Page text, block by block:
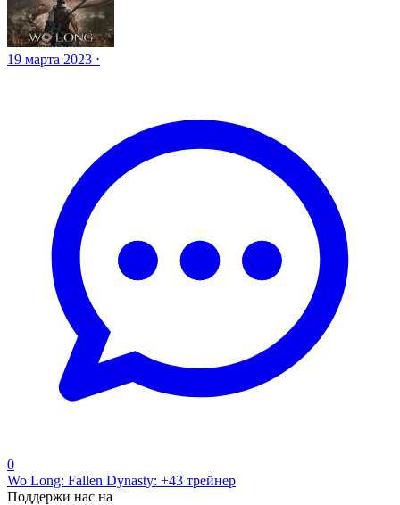
19 марта 2023 ⋅
0
Wo Long: Fallen Dynasty: +43 трейнер
Поддержи нас на